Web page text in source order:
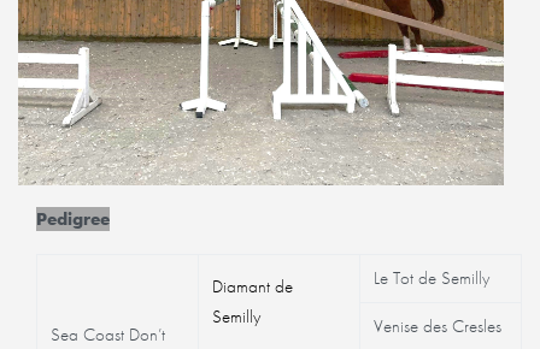
Pedigree
Sea Coast Don’t
Diamant de
Semilly
Le Tot de Semilly
Venise des Cresles